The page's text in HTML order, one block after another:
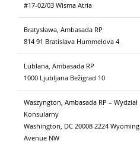
#17-02/03 Wisma Atria
Bratysława, Ambasada RP
814 91 Bratislava Hummelova 4
Lublana, Ambasada RP
1000 Ljubljana Bežigrad 10
Waszyngton, Ambasada RP – Wydział
Konsularny
Washington, DC 20008 2224 Wyoming
Avenue NW